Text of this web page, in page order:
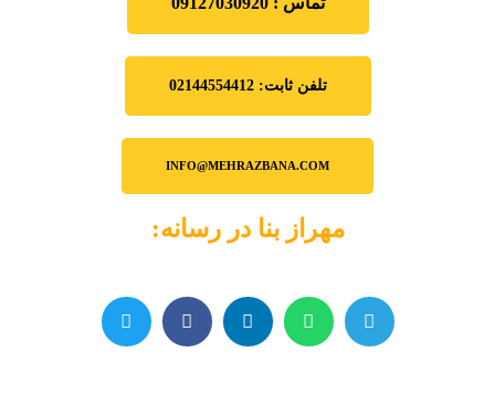
تلفن ثابت: 02144554412
INFO@MEHRAZBANA.COM
مهراز بنا در رسانه: